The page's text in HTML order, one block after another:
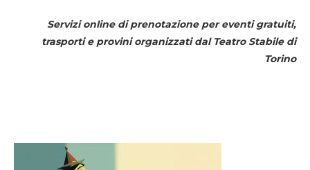
Servizi online di prenotazione per eventi gratuiti,
trasporti e provini organizzati dal Teatro Stabile di
Torino